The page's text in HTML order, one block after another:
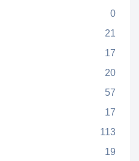
0
21
17
20
57
17
113
19